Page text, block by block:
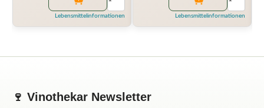
Lebensmittelinformationen Lebensmittelinformationen
🍷 Vinothekar Newsletter